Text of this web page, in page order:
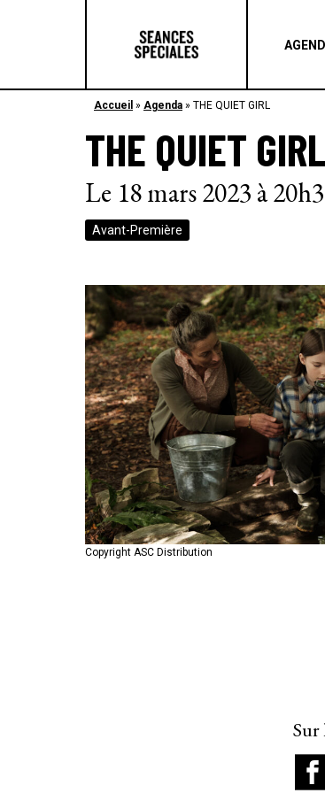
Accueil » Agenda » THE QUIET GIRL
THE QUIET GIRL
Le 18 mars 2023 à
Avant-Première
Copyright ASC Distribution
Copyright ASC Distribution
Copyright ASC Distribution
Sur